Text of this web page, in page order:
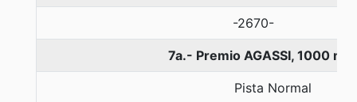
-2670-
7a.- Premio AGASSI, 1000
Pista Normal